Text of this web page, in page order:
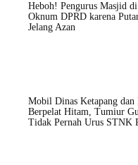
Heboh! Pengurus Masjid
Oknum DPRD karena
Jelang Azan
Mobil Dinas Ketapang dan
Berpelat Hitam, Tumiur
Tidak Pernah Urus STNK